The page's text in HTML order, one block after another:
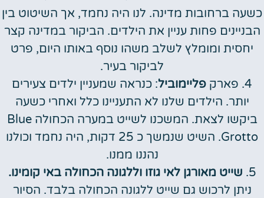
כשעה ברחובות מדינה. לנו היה נחמד, אך השיטוט בין
הבניינים פחות עניין את הילדים. הביקור במדינה קצר
יחסית ומומלץ לשלב משהו נוסף באותו היום, פרט
לביקור בעיר.
4. פארק
פליימוביל: כנראה שמעניין ילדים צעירים
יותר. הילדים שלנו לא התעניינו כלל ואחרי כשעה
ביקשו לצאת. המשכנו לשייט במערה הכחולה Blue
Grotto. השיט שנמשך כ 25 דקות, היה נחמד וכולנו
נהננו ממנו.
5. שייט מאורגן לאי גוזו וללגונה הכחולה באי קומינו.
ניתן לרכוש גם שייט ללגונה הכחולה בלבד. הסיור